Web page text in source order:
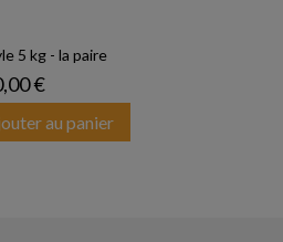
5 kg - la paire
€
au panier